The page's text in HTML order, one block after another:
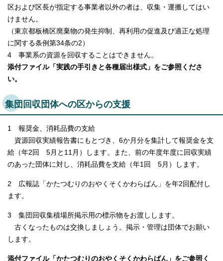
区および区長が指定する事業者以外の者は、収集・運搬してはい
けません。
（東京都板橋区廃棄物の発生抑制、再利用の促進及び適正な処理
に関する条例第34条の2）
4 事業系の資源を回収することはできません。
添付ファイル「実践の手引きと各種届出様式」をご参照くださ
い。
集団回収団体への区からの支援
1 報奨金、消耗品費の支給
資源回収実績報告書にもとづき、6か月分を集計して報奨金を支
給（年2回 5月と11月）します。また、前の年度年度に回収実績
のあった団体に対し、消耗品費を支給（年1回 5月）します。
2 広報誌「かたつむりのおやくそくかわらばん」を年2回配付し
ます。
3 集団回収集積場所掲示用の標示物をお渡しします。
古くなったものは交換しましょう。掲示・管理は団体でお願い
します。
添付ファイル「かたつむりのおやくそくかわらばん」をご参照く